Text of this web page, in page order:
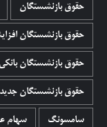
حقوق بازنشستگان
حقوق بازنشستگان
حقوق بازنشستگان بانکی
حقوق بازنشستگان جدید
سامسونگ سهام